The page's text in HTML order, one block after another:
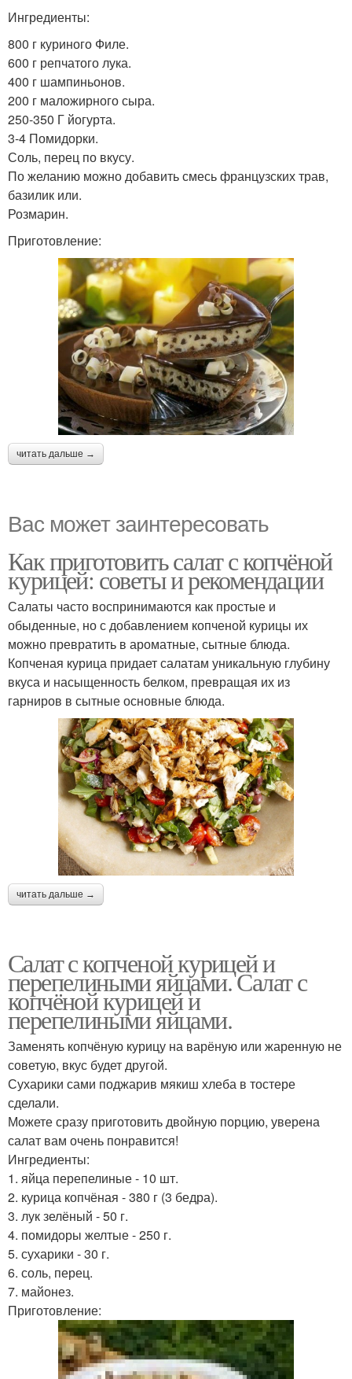
Ингредиенты:
800 г куриного Филе.
600 г репчатого лука.
400 г шампиньонов.
200 г маложирного сыра.
250-350 Г йогурта.
3-4 Помидорки.
Соль, перец по вкусу.
По желанию можно добавить смесь французских трав,
базилик или.
Розмарин.
Приготовление:
читать дальше →
Вас может заинтересовать
Как приготовить салат с копчёной
курицей: советы и рекомендации
Салаты часто воспринимаются как простые и
обыденные, но с добавлением копченой курицы их
можно превратить в ароматные, сытные блюда.
Копченая курица придает салатам уникальную глубину
вкуса и насыщенность белком, превращая их из
гарниров в сытные основные блюда.
читать дальше →
Салат с копченой курицей и
перепелиными яйцами. Салат с
копчёной курицей и
перепелиными яйцами.
Заменять копчёную курицу на варёную или жаренную не
советую, вкус будет другой.
Сухарики сами поджарив мякиш хлеба в тостере
сделали.
Можете сразу приготовить двойную порцию, уверена
салат вам очень понравится!
Ингредиенты:
1. яйца перепелиные - 10 шт.
2. курица копчёная - 380 г (3 бедра).
3. лук зелёный - 50 г.
4. помидоры желтые - 250 г.
5. сухарики - 30 г.
6. соль, перец.
7. майонез.
Приготовление: